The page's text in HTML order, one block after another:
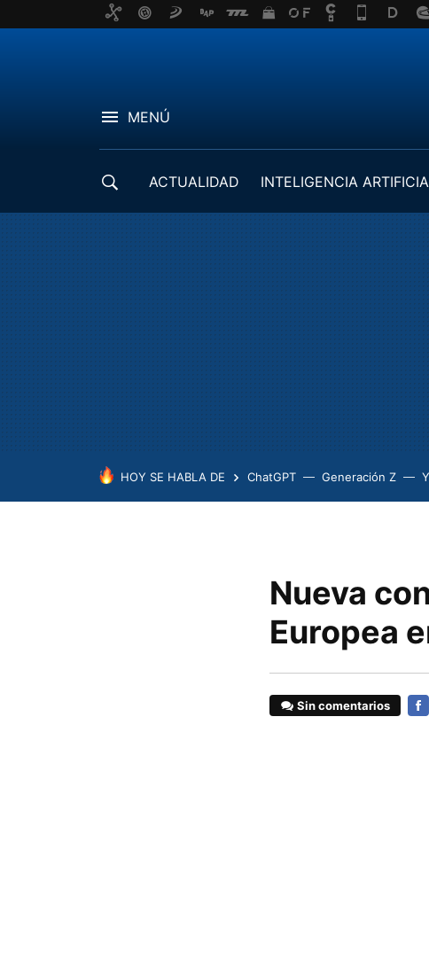
MENÚ
ACTUALIDAD INTELIGENCIA
HOY SE HABLA DE ChatGPT Generación Z
Nueva
Europea
Sin comentarios